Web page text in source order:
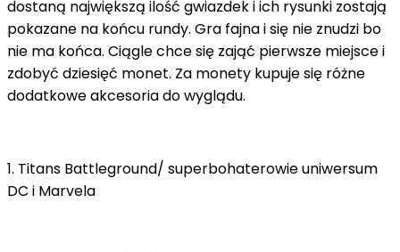
dostaną największą ilość gwiazdek i ich rysunki zostają
pokazane na końcu rundy. Gra fajna i się nie znudzi bo
nie ma końca. Ciągle chce się zająć pierwsze miejsce i
zdobyć dziesięć monet. Za monety kupuje się różne
dodatkowe akcesoria do wyglądu.
1. Titans Battleground/ superbohaterowie uniwersum
DC i Marvela